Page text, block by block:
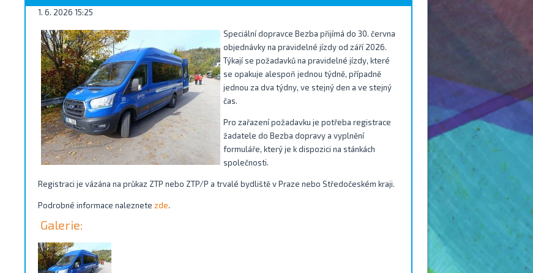
1. 6. 2026 15:25
Speciální dopravce Bezba přijímá do 30. června
objednávky na pravidelné jízdy od září 2026.
Týkají se požadavků na pravidelné jízdy, které
se opakuje alespoň jednou týdně, případně
jednou za dva týdny, ve stejný den a ve stejný
čas.
Pro zařazení požadavku je potřeba registrace
žadatele do Bezba dopravy a vyplnění
formuláře, který je k dispozici na stánkách
společnosti.
Registraci je vázána na průkaz ZTP nebo ZTP/P a trvalé bydliště v Praze nebo Středočeském kraji.
Podrobné informace naleznete zde.
Galerie: